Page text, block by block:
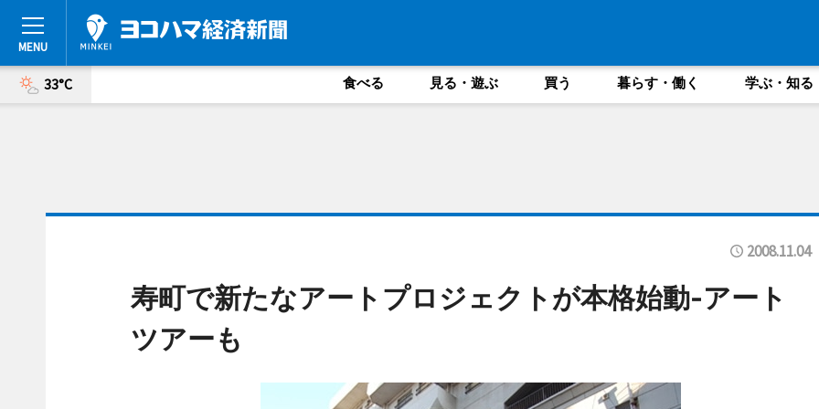
33°C 食べる 見る・遊ぶ 買う 暮らす・働く 学ぶ・知る
2008.11.04
寿町で新たなアートプロジェクトが本格始動-アート
ツアーも